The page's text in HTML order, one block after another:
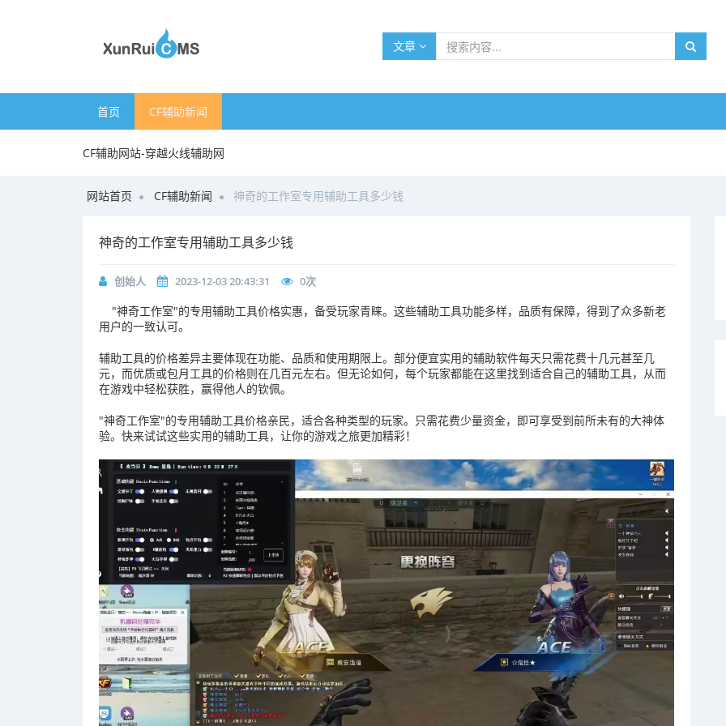
文章
首页 CF辅助新闻
CF辅助网站-穿越火线辅助网
网站首页 CF辅助新闻 神奇的工作室专用辅助工具多少钱
神奇的工作室专用辅助工具多少钱
创始人 2023-12-03 20:43:31 0次
"神奇工作室"的专用辅助工具价格实惠，备受玩家青睐。这些辅助工具功能多样，品质有保障，得到了众多新老
用户的一致认可。
辅助工具的价格差异主要体现在功能、品质和使用期限上。部分便宜实用的辅助软件每天只需花费十几元甚至几
元，而优质或包月工具的价格则在几百元左右。但无论如何，每个玩家都能在这里找到适合自己的辅助工具，从而
在游戏中轻松获胜，赢得他人的钦佩。
"神奇工作室"的专用辅助工具价格亲民，适合各种类型的玩家。只需花费少量资金，即可享受到前所未有的大神体
验。快来试试这些实用的辅助工具，让你的游戏之旅更加精彩！